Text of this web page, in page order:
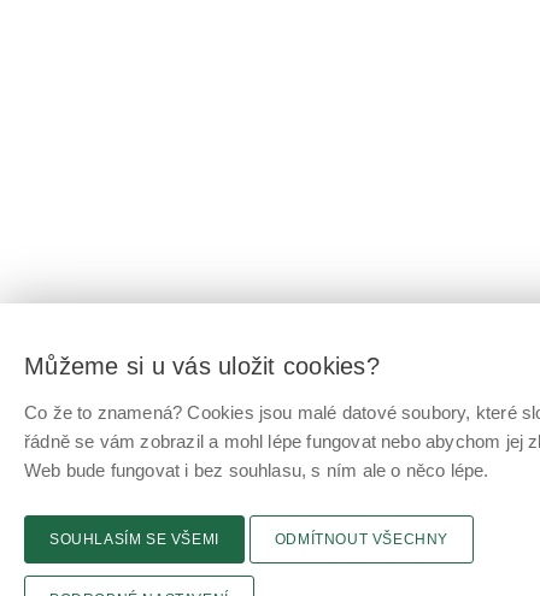
Můžeme si u vás uložit cookies?
Co že to znamená? Cookies jsou malé datové soubory, které
řádně se vám zobrazil a mohl lépe fungovat nebo abychom
Web bude fungovat i bez souhlasu, s ním ale o něco lépe.
SOUHLASÍM SE VŠEMI ODMÍTNOUT VŠECHNY